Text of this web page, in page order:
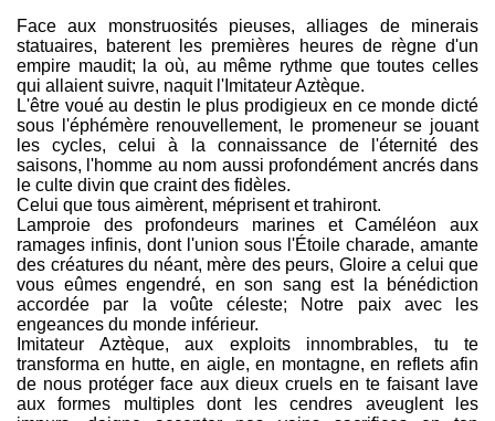
Face aux monstruosités pieuses, alliages de minerais
statuaires, baterent les premières heures de règne d'un
empire maudit; la où, au même rythme que toutes celles
qui allaient suivre, naquit l'Imitateur Aztèque.
L'être voué au destin le plus prodigieux en ce monde dicté
sous l'éphémère renouvellement, le promeneur se jouant
les cycles, celui à la connaissance de l'éternité des
saisons, l'homme au nom aussi profondément ancrés dans
le culte divin que craint des fidèles.
Celui que tous aimèrent, méprisent et trahiront.
Lamproie des profondeurs marines et Caméléon aux
ramages infinis, dont l'union sous l'Étoile charade, amante
des créatures du néant, mère des peurs, Gloire a celui que
vous eûmes engendré, en son sang est la bénédiction
accordée par la voûte céleste; Notre paix avec les
engeances du monde inférieur.
Imitateur Aztèque, aux exploits innombrables, tu te
transforma en hutte, en aigle, en montagne, en reflets afin
de nous protéger face aux dieux cruels en te faisant lave
aux formes multiples dont les cendres aveuglent les